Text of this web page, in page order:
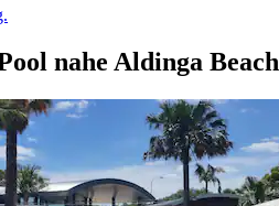
nahe Aldinga Beach